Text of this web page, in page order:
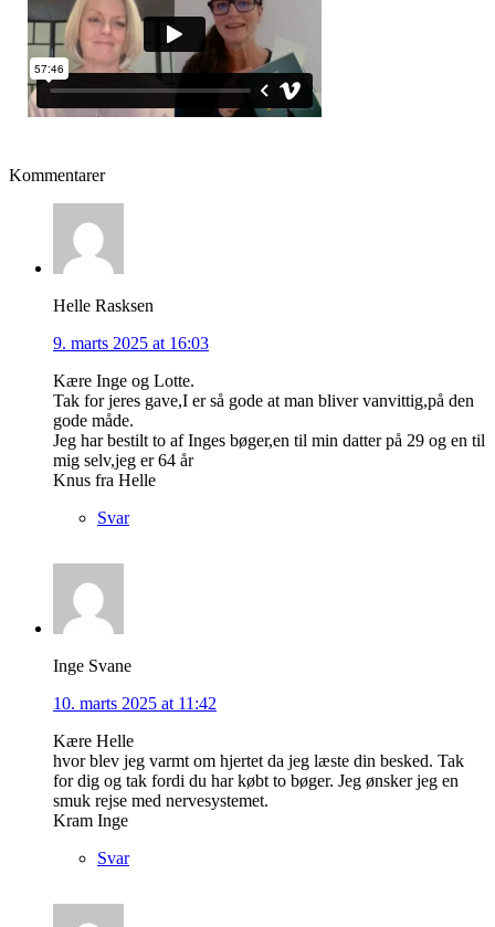
Kommentarer
Helle Rasksen
9. marts 2025 at 16:03
Kære Inge og Lotte.
Tak for jeres gave,I er så gode at man bliver vanvittig,på den
gode måde.
Jeg har bestilt to af Inges bøger,en til min datter på 29 og en til
mig selv,jeg er 64 år
Knus fra Helle
Svar
Inge Svane
10. marts 2025 at 11:42
Kære Helle
hvor blev jeg varmt om hjertet da jeg læste din besked. Tak
for dig og tak fordi du har købt to bøger. Jeg ønsker jeg en
smuk rejse med nervesystemet.
Kram Inge
Svar